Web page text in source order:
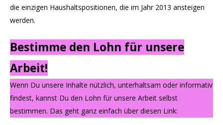
die einzigen Haushaltspositionen, die im Jahr 2013 ansteigen
werden.
Bestimme den Lohn für unsere
Arbeit!
Wenn Du unsere Inhalte nützlich, unterhaltsam oder informativ
findest, kannst Du den Lohn für unsere Arbeit selbst
bestimmen. Das geht ganz einfach über diesen Link: